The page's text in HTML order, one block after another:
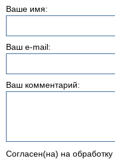
Ваше имя:
Ваш e-mail:
Ваш комментарий:
Согласен(на) на обработку